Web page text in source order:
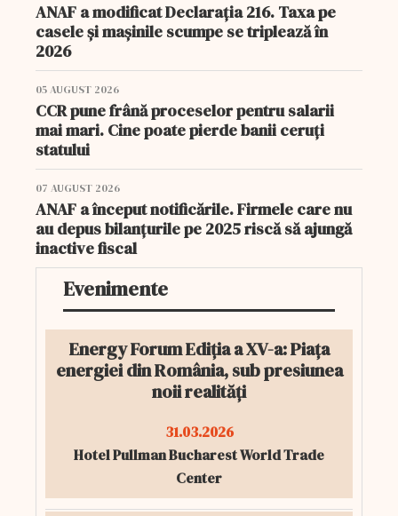
ANAF a modificat Declarația 216. Taxa pe
casele și mașinile scumpe se triplează în
2026
05 AUGUST 2026
CCR pune frână proceselor pentru salarii
mai mari. Cine poate pierde banii ceruți
statului
07 AUGUST 2026
ANAF a început notificările. Firmele care nu
au depus bilanțurile pe 2025 riscă să ajungă
inactive fiscal
Evenimente
Energy Forum Ediția a XV-a: Piața
energiei din România, sub presiunea
noii realități
31.03.2026
Hotel Pullman Bucharest World Trade
Center